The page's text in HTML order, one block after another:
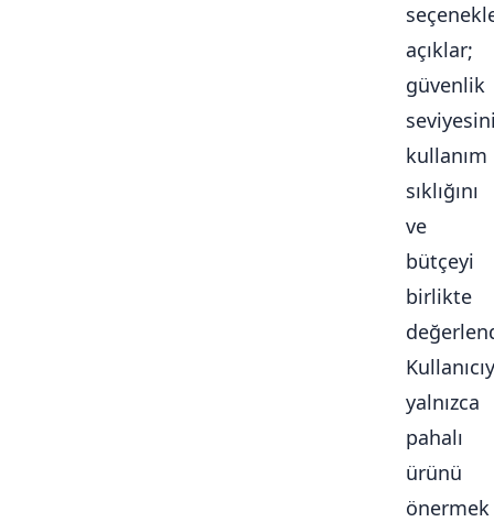
açıklar;
güvenlik
kullanım
sıklığını
ve
bütçeyi
birlikte
yalnızca
pahalı
ürünü
önermek